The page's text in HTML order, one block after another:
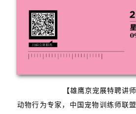
【雄鹰京宠展特聘讲师
动物行为专家，中国宠物训练师联